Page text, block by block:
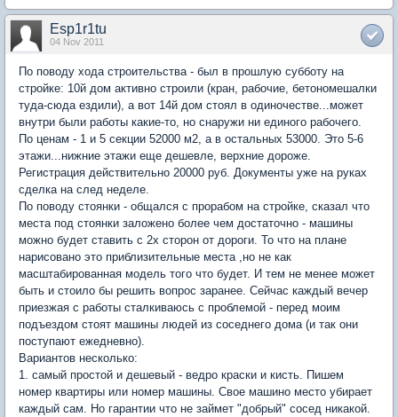
Esp1r1tu
04 Nov 2011
По поводу хода строительства - был в прошлую субботу на
стройке: 10й дом активно строили (кран, рабочие, бетономешалки
туда-сюда ездили), а вот 14й дом стоял в одиночестве...может
внутри были работы какие-то, но снаружи ни единого рабочего.
По ценам - 1 и 5 секции 52000 м2, а в остальных 53000. Это 5-6
этажи...нижние этажи еще дешевле, верхние дороже.
Регистрация действительно 20000 руб. Документы уже на руках
сделка на след неделе.
По поводу стоянки - общался с прорабом на стройке, сказал что
места под стоянки заложено более чем достаточно - машины
можно будет ставить с 2х сторон от дороги. То что на плане
нарисовано это приблизительные места ,но не как
масштабированная модель того что будет. И тем не менее может
быть и стоило бы решить вопрос заранее. Сейчас каждый вечер
приезжая с работы сталкиваюсь с проблемой - перед моим
подъездом стоят машины людей из соседнего дома (и так они
поступают ежедневно).
Вариантов несколько:
1. самый простой и дешевый - ведро краски и кисть. Пишем
номер квартиры или номер машины. Свое машино место убирает
каждый сам. Но гарантии что не займет "добрый" сосед никакой.